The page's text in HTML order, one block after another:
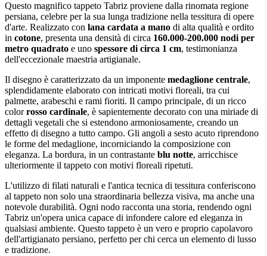
Questo magnifico tappeto Tabriz proviene dalla rinomata regione
persiana, celebre per la sua lunga tradizione nella tessitura di opere
d'arte. Realizzato con lana cardata a mano di alta qualità e ordito
in cotone, presenta una densità di circa 160.000-200.000 nodi per
metro quadrato e uno spessore di circa 1 cm, testimonianza
dell'eccezionale maestria artigianale.
Il disegno è caratterizzato da un imponente medaglione centrale,
splendidamente elaborato con intricati motivi floreali, tra cui
palmette, arabeschi e rami fioriti. Il campo principale, di un ricco
colorrosso cardinale, è sapientemente decorato con una miriade di
dettagli vegetali che si estendono armoniosamente, creando un
effetto di disegno a tutto campo. Gli angoli a sesto acuto riprendono
le forme del medaglione, incorniciando la composizione con
eleganza. La bordura, in un contrastante blu notte, arricchisce
ulteriormente il tappeto con motivi floreali ripetuti.
L'utilizzo di filati naturali e l'antica tecnica di tessitura conferiscono
al tappeto non solo una straordinaria bellezza visiva, ma anche una
notevole durabilità. Ogni nodo racconta una storia, rendendo ogni
Tabriz un'opera unica capace di infondere calore ed eleganza in
qualsiasi ambiente. Questo tappeto è un vero e proprio capolavoro
dell'artigianato persiano, perfetto per chi cerca un elemento di lusso
e tradizione.